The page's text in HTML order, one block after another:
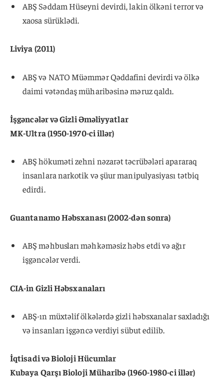
ABŞ Səddam Hüseyni devirdi, lakin ölkəni terror və
xaosa sürüklədi.
Liviya (2011)
ABŞ və NATO Müəmmər Qəddafini devirdi və ölkə
daimi vətəndaş müharibəsinə məruz qaldı.
İşgəncələr və Gizli Əməliyyatlar
MK-Ultra (1950-1970-ci illər)
ABŞ hökuməti zehni nəzarət təcrübələri apararaq
insanlara narkotik və şüur manipulyasiyası tətbiq
edirdi.
Guantanamo Həbsxanası (2002-dən sonra)
ABŞ məhbusları məhkəməsiz həbs etdi və ağır
işgəncələr verdi.
CIA-in Gizli Həbsxanaları
ABŞ-ın müxtəlif ölkələrdə gizli həbsxanalar saxladığı
və insanları işgəncə verdiyi sübut edilib.
İqtisadi və Bioloji Hücumlar
Kubaya Qarşı Bioloji Müharibə (1960-1980-ci illər)